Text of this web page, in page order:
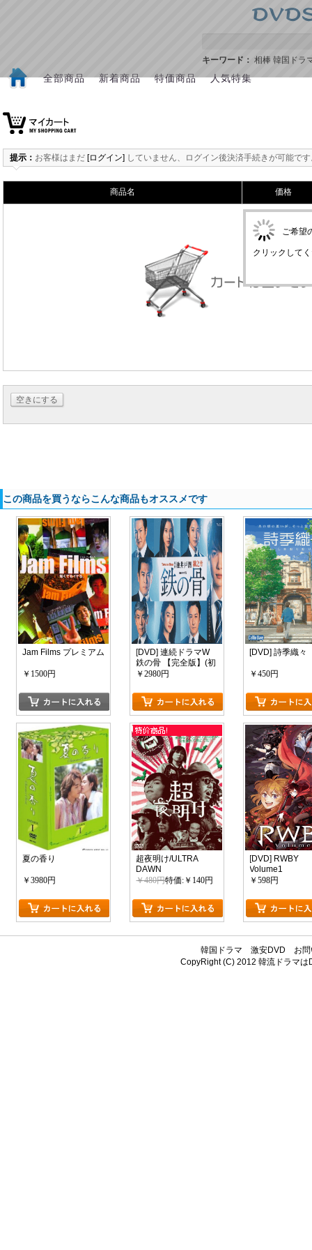
ご希望
クリックして
キーワード： 相棒 韓国ドラ
全部商品 新着商品 特価商品 人気特集
提示： お客様はまだ [ログイン] していません、ログイン後決済手続きが可能で
商品名 価格
空きにする
この商品を買うならこんな商品もオススメです
Jam Films プレミアム
￥1500円
[DVD] 連続ドラマW
鉄の骨 【完全版】(初
回生産限定版)
￥2980円
[DVD] 詩季織々
￥450円
夏の香り
￥3980円
超夜明け/ULTRA
DAWN
￥480円特価:￥140円
[DVD] RWBY
Volume1
￥598円
韓国ドラマ 激安DVD
お
CopyRight (C) 2012韓流ドラマは